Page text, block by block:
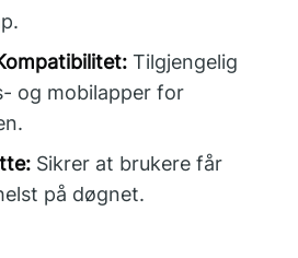
Tilgjengelig
og mobilapper for
Sikrer at brukere får
på døgnet.